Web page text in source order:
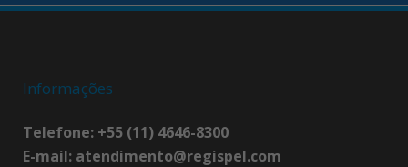
Informações
Telefone: +55 (11) 4646-8300
E-mail: atendimento@regispel.com